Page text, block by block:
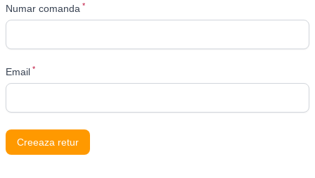
Numar comanda *
Email *
Creeaza retur